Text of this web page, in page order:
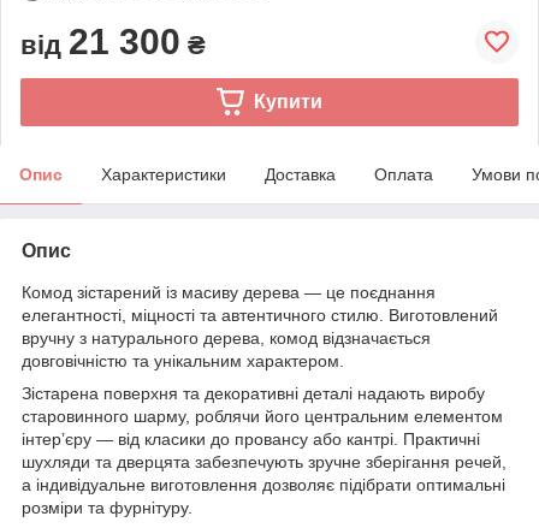
від 21 300 ₴
Купити
Опис Характеристики Доставка Оплата Умови
Опис
Комод зістарений із масиву дерева — це поєднання
елегантності, міцності та автентичного стилю. Виготовлений
вручну з натурального дерева, комод відзначається
довговічністю та унікальним характером.
Зістарена поверхня та декоративні деталі надають виробу
старовинного шарму, роблячи його центральним елементом
інтер’єру — від класики до провансу або кантрі. Практичні
шухляди та дверцята забезпечують зручне зберігання речей,
а індивідуальне виготовлення дозволяє підібрати оптимальні
розміри та фурнітуру.